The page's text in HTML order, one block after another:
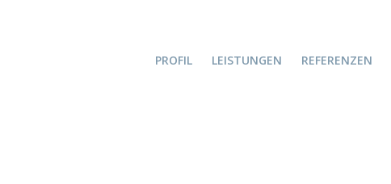
PROFIL LEISTUNGEN REFERENZEN